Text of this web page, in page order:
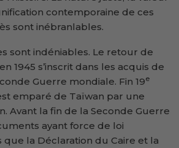
contemporaine de ces
sont inébranlables.
sont indéniables. Le retour de
1945 s’inscrit dans les acquis de
Guerre mondiale. Fin 19e
emparé de Taïwan par une
Avant la fin de la Seconde Guerre
ayant force de loi
que la Déclaration du Caire et la